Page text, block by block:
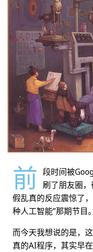
前 段时间被
刷了朋友圈
假乱真的反应震惊了
种人工智能”那期节目。
而今天我想说的是，
真的AI程序，其实早